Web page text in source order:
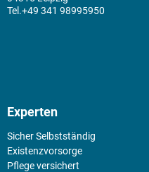
+49 341 98995950
Experten
Sicher Selbstständig
Existenz­vorsorge
Pflege versichert